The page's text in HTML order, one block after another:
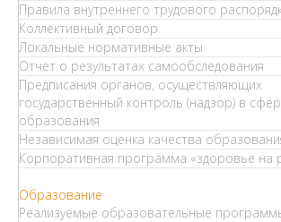
Правила внутреннего трудового
Коллективный договор
Локальные нормативные акты
Отчет о результатах самообследования
Предписания органов, осуществляющих
государственный контроль (надзор) в
образования
Независимая оценка качества
Корпоративная программа «здоровье на
Образование
Реализуемые образовательные